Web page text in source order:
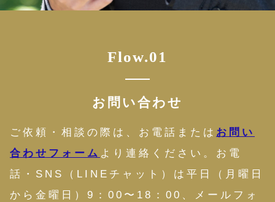
Flow.01
お問い合わせ
ご依頼・相談の際は、お電話または お問い
合わせフォーム より連絡ください。お電
話・SNS（LINEチャット）は平日（月曜日
から金曜日）9：00〜18：00、メールフォ